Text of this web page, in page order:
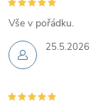
25.5.2026
Vše v pořádku.